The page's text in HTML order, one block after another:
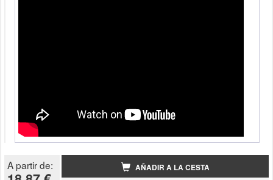
A partir de: AÑADIR A LA CESTA